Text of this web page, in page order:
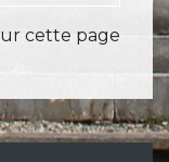
cette page